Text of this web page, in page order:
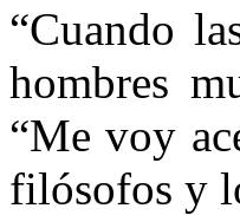
“Cuando
hombres
“Me voy
filósofos y